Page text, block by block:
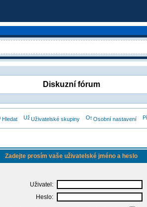
Diskuzní fórum
Hledat Uživatelské skupiny Osobní nastavení
Zadejte prosím vaše uživatelské jméno a heslo
Uživatel:
Heslo: